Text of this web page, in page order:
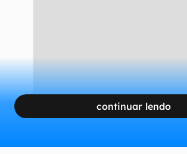
continuar lendo